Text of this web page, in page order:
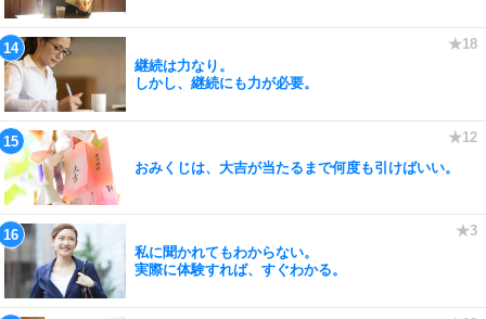
継続は力なり。
しかし、継続にも力が必要。
おみくじは、大吉が当たるまで何度も引けばいい。
私に聞かれてもわからない。
実際に体験すれば、すぐわかる。